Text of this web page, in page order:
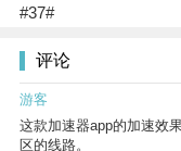
#37#
评论
游客
这款加速器app的加速效
区的线路。